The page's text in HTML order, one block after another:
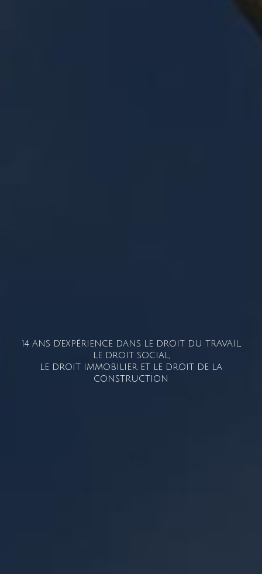
14 ANS D'EXPÉRIENCE DANS LE DROIT DU TRAVAIL,
LE DROIT SOCIAL,
LE DROIT IMMOBILIER ET LE DROIT DE LA
CONSTRUCTION